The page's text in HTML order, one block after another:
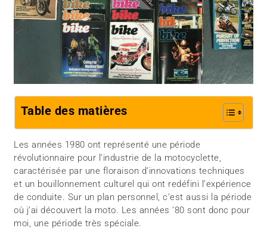
Table des matières
Les années 1980 ont représenté une période
révolutionnaire pour l’industrie de la motocyclette,
caractérisée par une floraison d’innovations techniques
et un bouillonnement culturel qui ont redéfini l’expérience
de conduite. Sur un plan personnel, c’est aussi la période
où j’ai découvert la moto. Les années ’80 sont donc pour
moi, une période très spéciale.